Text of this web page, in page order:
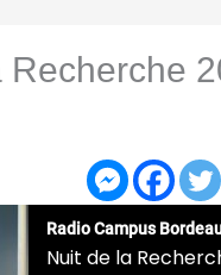
Recherche
Radio Campus
Nuit de la